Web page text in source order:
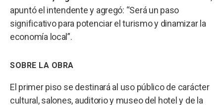
apuntó el intendente y agregó: “Será un paso
significativo para potenciar el turismo y dinamizar la
economía local”.
SOBRE LA OBRA
El primer piso se destinará al uso público de carácter
cultural, salones, auditorio y museo del hotel y de la